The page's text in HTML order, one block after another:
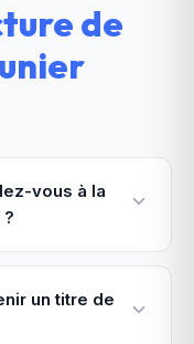
de
vous à la
un titre de